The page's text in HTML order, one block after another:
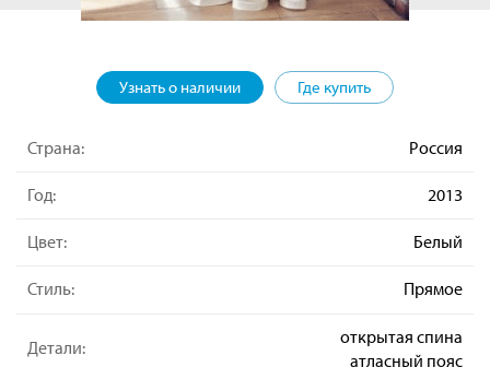
Узнать о наличии Где купить
Страна: Россия
Год: 2013
Цвет: Белый
Стиль: Прямое
Детали:
открытая спина
атласный пояс